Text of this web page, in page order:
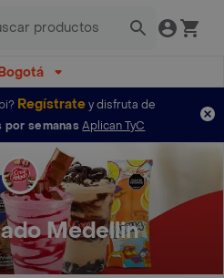
Regístratey disfruta de
por semanas Aplican TyC
Medellin